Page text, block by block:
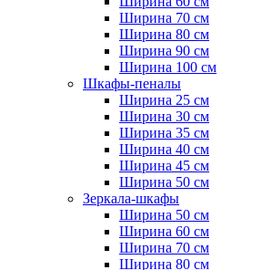
Ширина 70 см
Ширина 80 см
Ширина 90 см
Ширина 100 см
Шкафы-пеналы
Ширина 25 см
Ширина 30 см
Ширина 35 см
Ширина 40 см
Ширина 45 см
Ширина 50 см
Зеркала-шкафы
Ширина 50 см
Ширина 60 см
Ширина 70 см
Ширина 80 см